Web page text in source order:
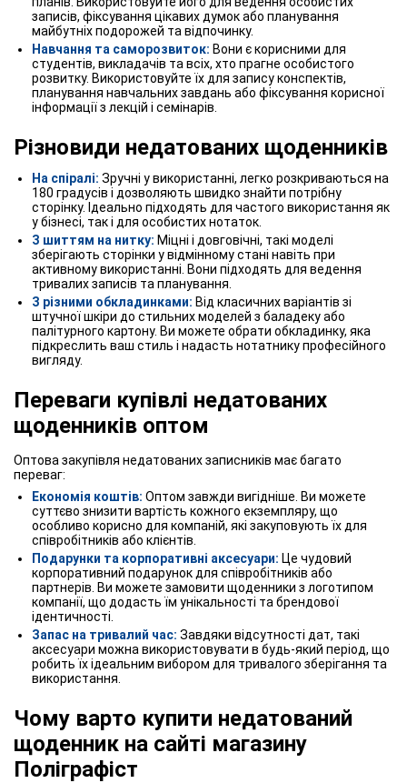
записів, фіксування цікавих думок або планування
майбутніх подорожей та відпочинку.
Навчання та саморозвиток: Вони є корисними для
студентів, викладачів та всіх, хто прагне особистого
розвитку. Використовуйте їх для запису конспектів,
планування навчальних завдань або фіксування корисної
інформації з лекцій і семінарів.
Різновиди недатованих щоденників
На спіралі: Зручні у використанні, легко розкриваються на
180 градусів і дозволяють швидко знайти потрібну
сторінку. Ідеально підходять для частого використання як
у бізнесі, так і для особистих нотаток.
З шиттям на нитку: Міцні і довговічні, такі моделі
зберігають сторінки у відмінному стані навіть при
активному використанні. Вони підходять для ведення
тривалих записів та планування.
З різними обкладинками: Від класичних варіантів зі
штучної шкіри до стильних моделей з баладеку або
палітурного картону. Ви можете обрати обкладинку, яка
підкреслить ваш стиль і надасть нотатнику професійного
вигляду.
Переваги купівлі недатованих
щоденників оптом
Оптова закупівля недатованих записників має багато
переваг:
Економія коштів: Оптом завжди вигідніше. Ви можете
суттєво знизити вартість кожного екземпляру, що
особливо корисно для компаній, які закуповують їх для
співробітників або клієнтів.
Подарунки та корпоративні аксесуари: Це чудовий
корпоративний подарунок для співробітників або
партнерів. Ви можете замовити щоденники з логотипом
компанії, що додасть їм унікальності та брендової
ідентичності.
Запас на тривалий час: Завдяки відсутності дат, такі
аксесуари можна використовувати в будь-який період, що
робить їх ідеальним вибором для тривалого зберігання та
використання.
Чому варто купити недатований
щоденник на сайті магазину
Поліграфіст